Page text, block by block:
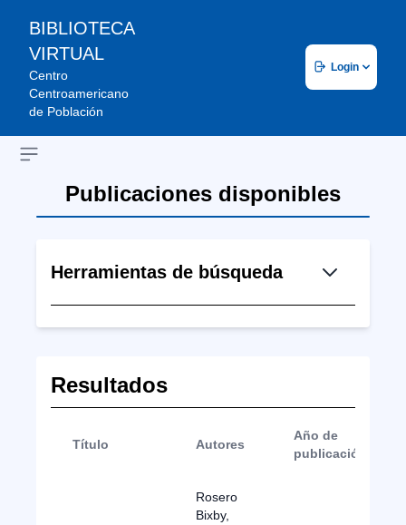
BIBLIOTECA
VIRTUAL
Centro
Centroamericano
de Población
Login
Open sidebar
Publicaciones disponibles
Herramientas de búsqueda
Resultados
Título Autores
Año de
publicación
Rosero
Bixby,